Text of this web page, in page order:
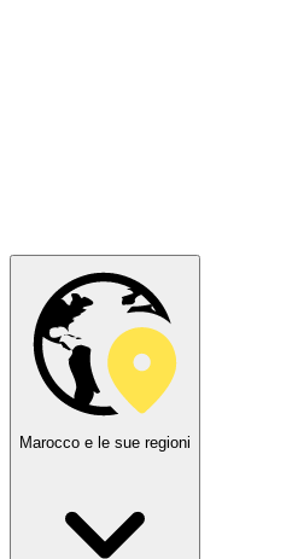
Marocco e le sue regioni